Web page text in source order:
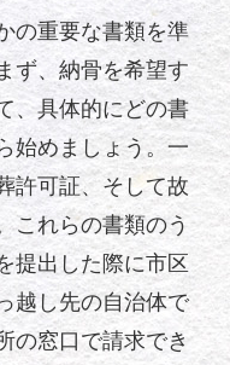
の重要な書類を準
ず、納骨を希望す
、具体的にどの書
始めましょう。一
許可証、そして故
これらの書類のう
提出した際に市区
越し先の自治体で
の窓口で請求でき